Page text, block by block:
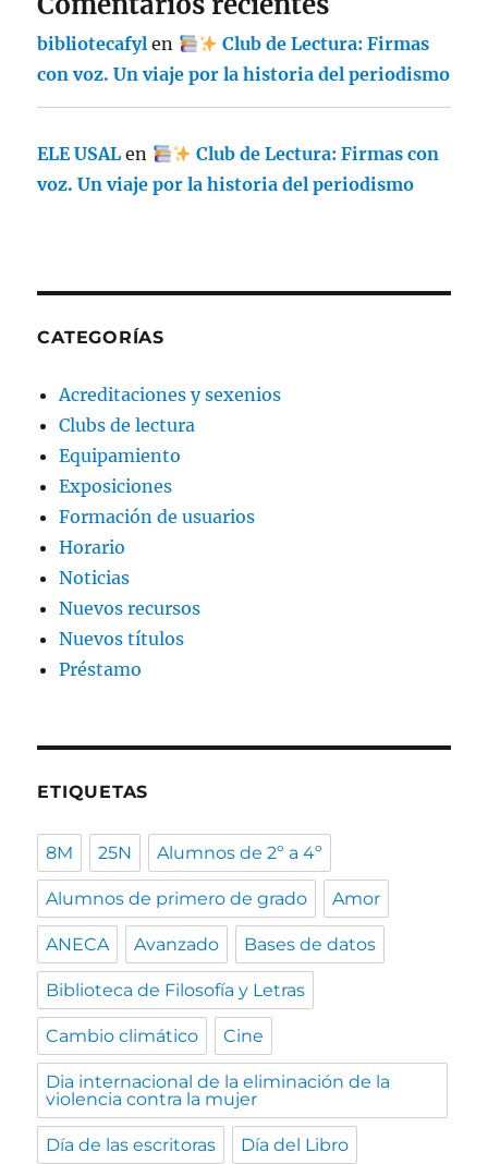
bibliotecafyl en
Club de Lectura: Firmas
con voz. Un viaje por la historia del periodismo
ELE USAL en
Club de Lectura: Firmas con
voz. Un viaje por la historia del periodismo
CATEGORÍAS
Acreditaciones y sexenios
Clubs de lectura
Equipamiento
Exposiciones
Formación de usuarios
Horario
Noticias
Nuevos recursos
Nuevos títulos
Préstamo
ETIQUETAS
8M 25N Alumnos de 2º a 4º
Alumnos de primero de grado Amor
ANECA Avanzado Bases de datos
Biblioteca de Filosofía y Letras
Cambio climático Cine
Dia internacional de la eliminación de la
violencia contra la mujer
Día de las escritoras Día del Libro